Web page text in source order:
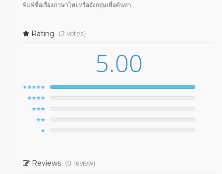
พิมพ์ชื่อเรื่องภาษาไทยหรืออังกฤษเพื่อค้นหา
Rating (2 votes)
5.00
Reviews (0 review)